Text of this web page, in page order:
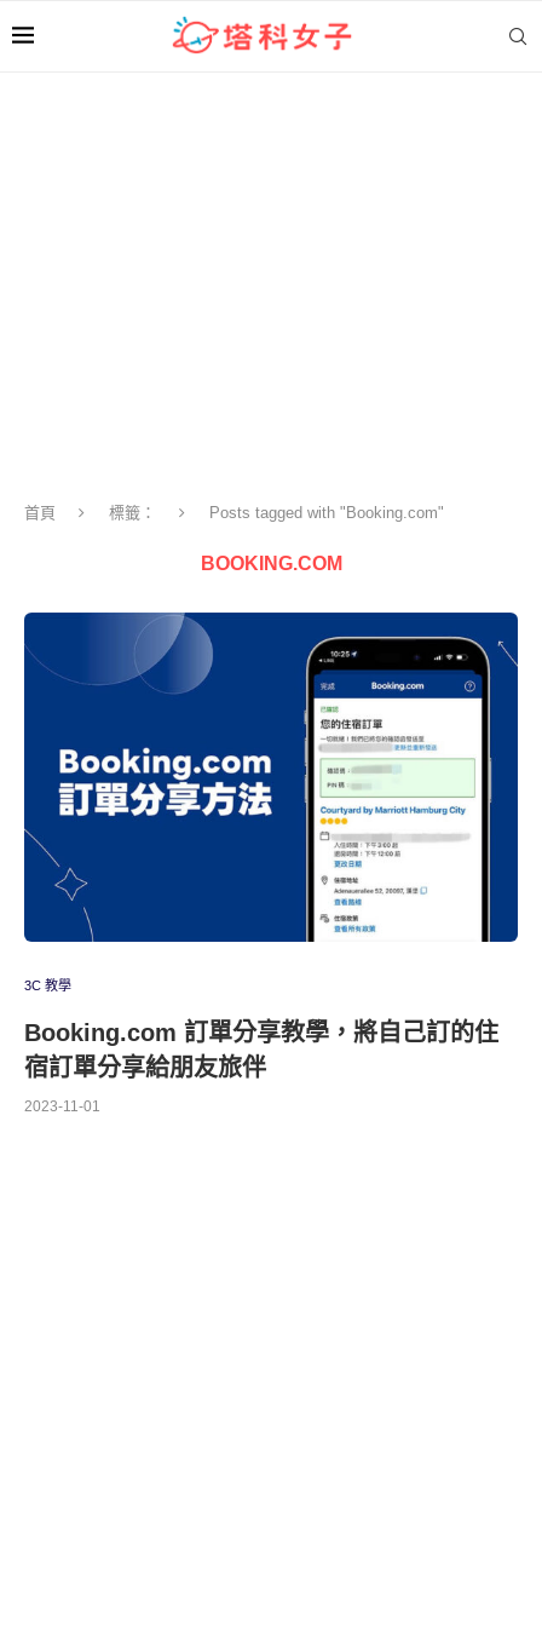
首頁 標籤： Posts tagged with "Booking.com"
BOOKING.COM
3C 教學
Booking.com 訂單分享教學，將自己訂的住
宿訂單分享給朋友旅伴
2023-11-01